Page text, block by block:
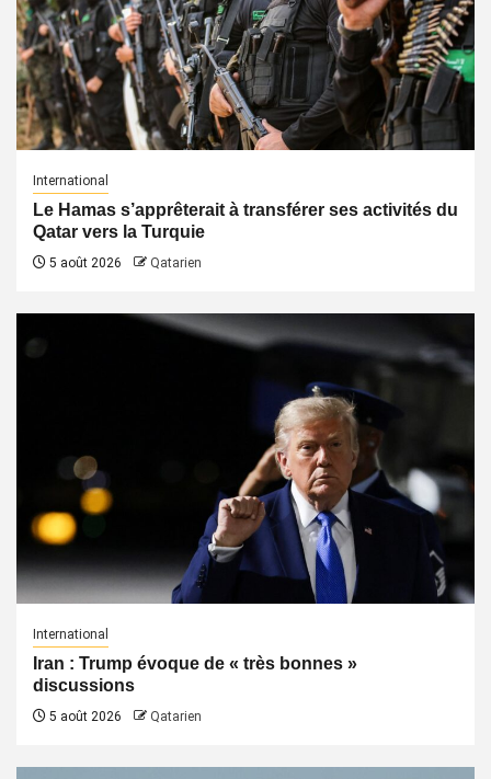
International
Le Hamas s’apprêterait à transférer ses activités du
Qatar vers la Turquie
5 août 2026 Qatarien
International
Iran : Trump évoque de « très bonnes »
discussions
5 août 2026 Qatarien